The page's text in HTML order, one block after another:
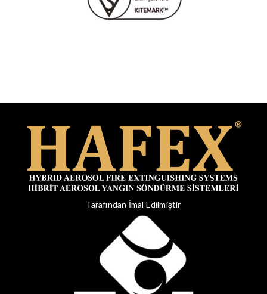
Tarafından İmal Edilmiştir